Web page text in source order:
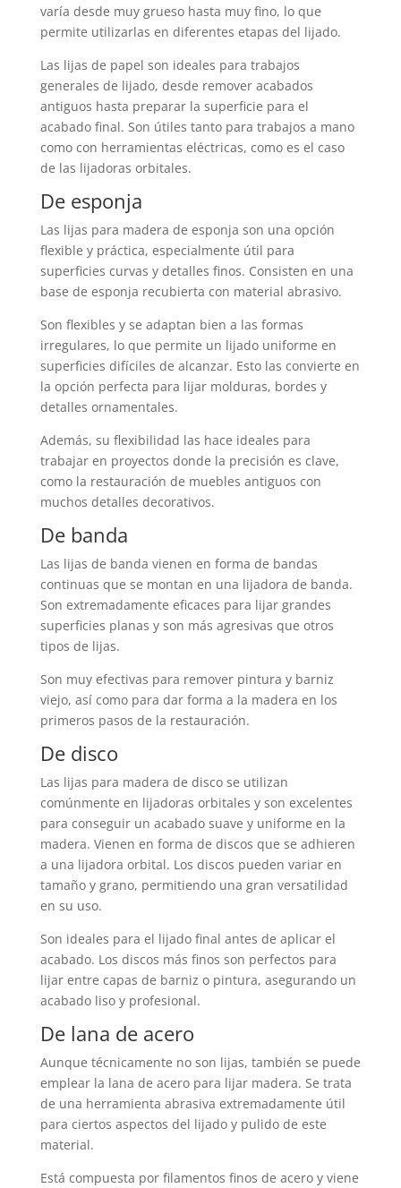
varía desde muy grueso hasta muy fino, lo que
permite utilizarlas en diferentes etapas del lijado.
Las lijas de papel son ideales para trabajos
generales de lijado, desde remover acabados
antiguos hasta preparar la superficie para el
acabado final. Son útiles tanto para trabajos a mano
como con herramientas eléctricas, como es el caso
de las lijadoras orbitales.
De esponja
Las lijas para madera de esponja son una opción
flexible y práctica, especialmente útil para
superficies curvas y detalles finos. Consisten en una
base de esponja recubierta con material abrasivo.
Son flexibles y se adaptan bien a las formas
irregulares, lo que permite un lijado uniforme en
superficies difíciles de alcanzar. Esto las convierte en
la opción perfecta para lijar molduras, bordes y
detalles ornamentales.
Además, su flexibilidad las hace ideales para
trabajar en proyectos donde la precisión es clave,
como la restauración de muebles antiguos con
muchos detalles decorativos.
De banda
Las lijas de banda vienen en forma de bandas
continuas que se montan en una lijadora de banda.
Son extremadamente eficaces para lijar grandes
superficies planas y son más agresivas que otros
tipos de lijas.
Son muy efectivas para remover pintura y barniz
viejo, así como para dar forma a la madera en los
primeros pasos de la restauración.
De disco
Las lijas para madera de disco se utilizan
comúnmente en lijadoras orbitales y son excelentes
para conseguir un acabado suave y uniforme en la
madera. Vienen en forma de discos que se adhieren
a una lijadora orbital. Los discos pueden variar en
tamaño y grano, permitiendo una gran versatilidad
en su uso.
Son ideales para el lijado final antes de aplicar el
acabado. Los discos más finos son perfectos para
lijar entre capas de barniz o pintura, asegurando un
acabado liso y profesional.
De lana de acero
Aunque técnicamente no son lijas, también se puede
emplear la lana de acero para lijar madera. Se trata
de una herramienta abrasiva extremadamente útil
para ciertos aspectos del lijado y pulido de este
material.
Está compuesta por filamentos finos de acero y viene